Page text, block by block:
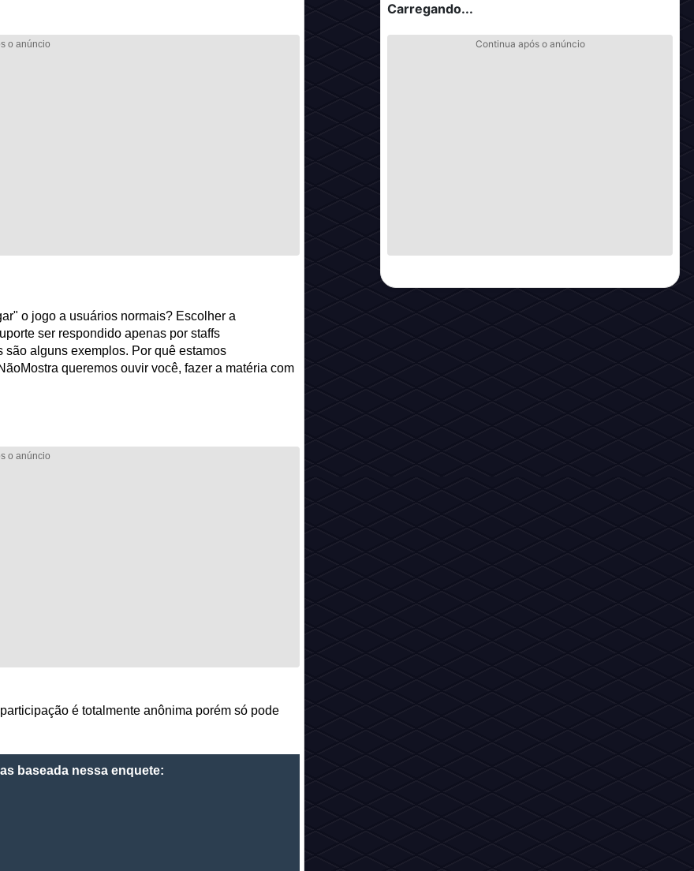
o jogo a usuários normais? Escolher a
ser respondido apenas por staffs
alguns exemplos. Por quê estamos
queremos ouvir você, fazer a matéria com
é totalmente anônima porém só pode
baseada nessa enquete:
Carregando...